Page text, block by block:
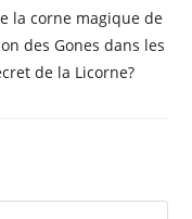
la corne magique de
des Gones dans les
de la Licorne?